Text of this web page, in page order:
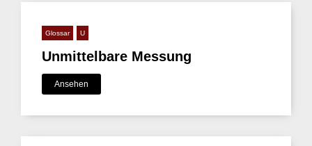
Glossar U
Unmittelbare Messung
Ansehen